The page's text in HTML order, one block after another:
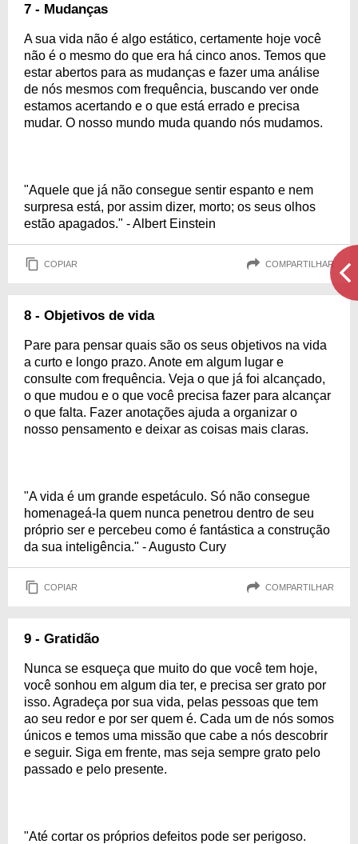
7 - Mudanças
A sua vida não é algo estático, certamente hoje você
não é o mesmo do que era há cinco anos. Temos que
estar abertos para as mudanças e fazer uma análise
de nós mesmos com frequência, buscando ver onde
estamos acertando e o que está errado e precisa
mudar. O nosso mundo muda quando nós mudamos.
"Aquele que já não consegue sentir espanto e nem
surpresa está, por assim dizer, morto; os seus olhos
estão apagados." - Albert Einstein
COPIAR COMPARTILHAR
8 - Objetivos de vida
Pare para pensar quais são os seus objetivos na vida
a curto e longo prazo. Anote em algum lugar e
consulte com frequência. Veja o que já foi alcançado,
o que mudou e o que você precisa fazer para alcançar
o que falta. Fazer anotações ajuda a organizar o
nosso pensamento e deixar as coisas mais claras.
"A vida é um grande espetáculo. Só não consegue
homenageá-la quem nunca penetrou dentro de seu
próprio ser e percebeu como é fantástica a construção
da sua inteligência." - Augusto Cury
COPIAR COMPARTILHAR
9 - Gratidão
Nunca se esqueça que muito do que você tem hoje,
você sonhou em algum dia ter, e precisa ser grato por
isso. Agradeça por sua vida, pelas pessoas que tem
ao seu redor e por ser quem é. Cada um de nós somos
únicos e temos uma missão que cabe a nós descobrir
e seguir. Siga em frente, mas seja sempre grato pelo
passado e pelo presente.
"Até cortar os próprios defeitos pode ser perigoso.